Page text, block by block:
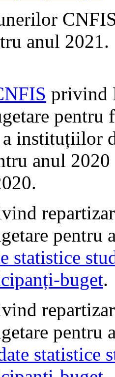
anul 2021.
privind
pentru
instituțiilor
anul
pentru
statistice
buget.
pentru
statistice